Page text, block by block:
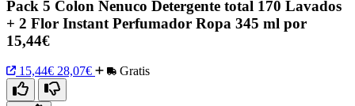
Pack 5 Colon Nenuco Detergente total 170 Lavados
+ 2 Flor Instant Perfumador Ropa 345 ml por
15,44€
15,44€ 28,07€ Gratis